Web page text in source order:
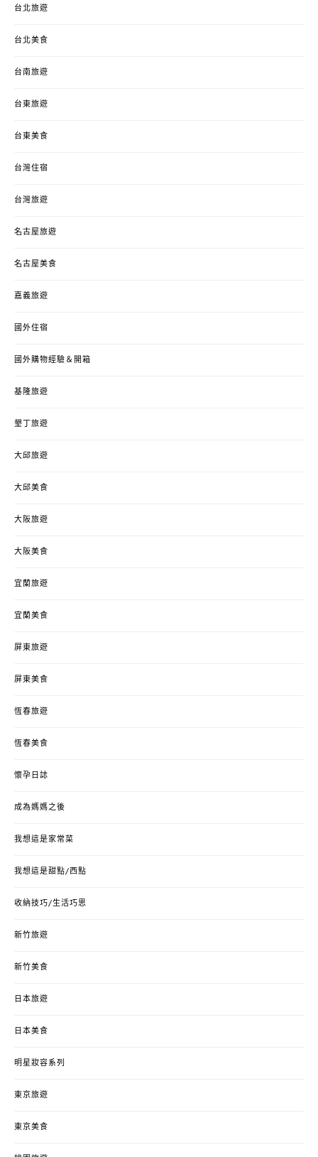
台北旅遊
台北美食
台南旅遊
台東旅遊
台東美食
台灣住宿
台灣旅遊
名古屋旅遊
名古屋美食
嘉義旅遊
國外住宿
國外購物經驗＆開箱
基隆旅遊
墾丁旅遊
大邱旅遊
大邱美食
大阪旅遊
大阪美食
宜蘭旅遊
宜蘭美食
屏東旅遊
屏東美食
恆春旅遊
恆春美食
懷孕日誌
成為媽媽之後
我想這是家常菜
我想這是甜點/西點
收納技巧/生活巧思
新竹旅遊
新竹美食
日本旅遊
日本美食
明星妝容系列
東京旅遊
東京美食